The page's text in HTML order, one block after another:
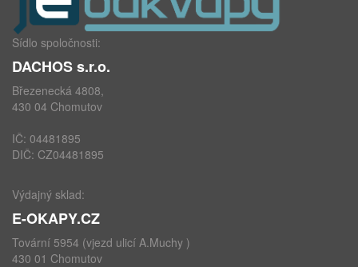
Sídlo spoločnosti:
DACHOS s.r.o.
Březenecká 4808,
430 04 Chomutov
IČ: 04481895
DIČ: CZ04481895
Výdajný sklad:
E-OKAPY.CZ
Tovární 5954 (vjezd ulicí A.Muchy )
430 01 Chomutov